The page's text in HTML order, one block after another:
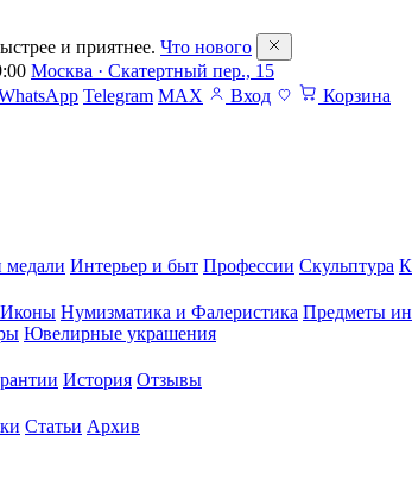
и приятнее. Что нового
Москва · Скатертный пер., 15
Telegram MAX Вход Корзина
Интерьер и быт Профессии Скульптура
Иконы Нумизматика и Фалеристика Предметы
Ювелирные украшения
История Отзывы
Статьи Архив